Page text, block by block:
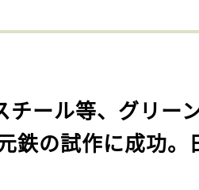
チール等、グリー
鉄の試作に成功。